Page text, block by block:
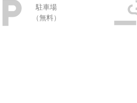
駐車場
（無料）